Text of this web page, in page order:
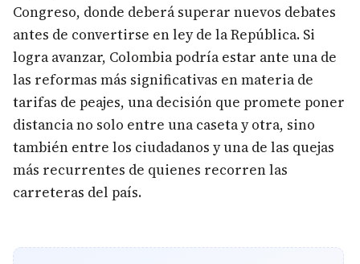
Congreso, donde deberá superar nuevos debates
antes de convertirse en ley de la República. Si
logra avanzar, Colombia podría estar ante una de
las reformas más significativas en materia de
tarifas de peajes, una decisión que promete poner
distancia no solo entre una caseta y otra, sino
también entre los ciudadanos y una de las quejas
más recurrentes de quienes recorren las
carreteras del país.